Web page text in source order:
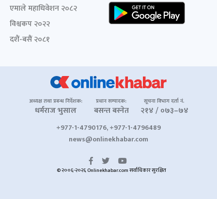
एमाले महाधिवेशन २०८२
विश्वकप २०२२
दशैं-बसैं २०८१
अध्यक्ष तथा प्रबन्ध निर्देशक:
धर्मराज भुसाल
प्रधान सम्पादक:
बसन्त बस्नेत
सूचना विभाग दर्ता नं.
२१४ / ०७३–७४
+977-1-4790176, +977-1-4796489
news@onlinekhabar.com
© २००६-२०२६ Onlinekhabar.com सर्वाधिकार सुरक्षित